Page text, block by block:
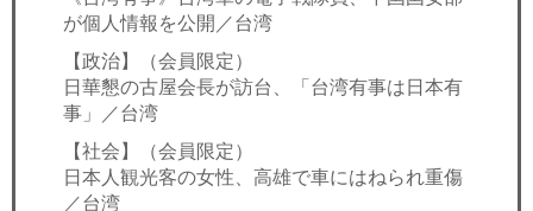
が個人情報を公開／台湾
【政治】（会員限定）
日華懇の古屋会長が訪台、「台湾有事は日本有
事」／台湾
【社会】（会員限定）
日本人観光客の女性、高雄で車にはねられ重傷
／台湾